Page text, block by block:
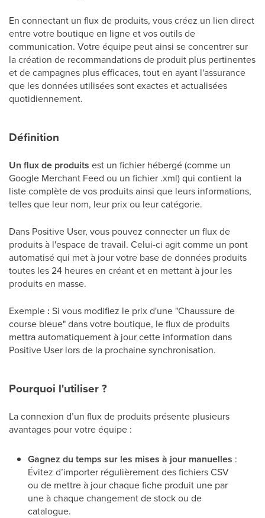
En connectant un flux de produits, vous créez un lien direct
entre votre boutique en ligne et vos outils de
communication. Votre équipe peut ainsi se concentrer sur
la création de recommandations de produit plus pertinentes
et de campagnes plus efficaces, tout en ayant l'assurance
que les données utilisées sont exactes et actualisées
quotidiennement.
Définition
Un flux de produits est un fichier hébergé (comme un
Google Merchant Feed ou un fichier .xml) qui contient la
liste complète de vos produits ainsi que leurs informations,
telles que leur nom, leur prix ou leur catégorie.
Dans Positive User, vous pouvez connecter un flux de
produits à l'espace de travail. Celui-ci agit comme un pont
automatisé qui met à jour votre base de données produits
toutes les 24 heures en créant et en mettant à jour les
produits en masse.
Exemple : Si vous modifiez le prix d'une "Chaussure de
course bleue" dans votre boutique, le flux de produits
mettra automatiquement à jour cette information dans
Positive User lors de la prochaine synchronisation.
Pourquoi l'utiliser ?
La connexion d’un flux de produits présente plusieurs
avantages pour votre équipe :
Gagnez du temps sur les mises à jour manuelles :
Évitez d’importer régulièrement des fichiers CSV
ou de mettre à jour chaque fiche produit une par
une à chaque changement de stock ou de
catalogue.